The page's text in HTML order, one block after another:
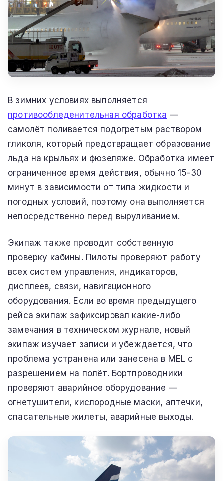
В зимних условиях выполняется
противообледенительная обработка —
самолёт поливается подогретым раствором
гликоля, который предотвращает образование
льда на крыльях и фюзеляже. Обработка имеет
ограниченное время действия, обычно 15-30
минут в зависимости от типа жидкости и
погодных условий, поэтому она выполняется
непосредственно перед выруливанием.
Экипаж также проводит собственную
проверку кабины. Пилоты проверяют работу
всех систем управления, индикаторов,
дисплеев, связи, навигационного
оборудования. Если во время предыдущего
рейса экипаж зафиксировал какие-либо
замечания в техническом журнале, новый
экипаж изучает записи и убеждается, что
проблема устранена или занесена в MEL с
разрешением на полёт. Бортпроводники
проверяют аварийное оборудование —
огнетушители, кислородные маски, аптечки,
спасательные жилеты, аварийные выходы.